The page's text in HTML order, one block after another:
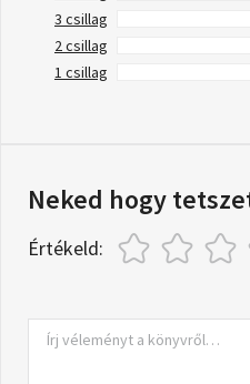
3 csillag
2 csillag
1 csillag
Neked hogy
Értékeld: